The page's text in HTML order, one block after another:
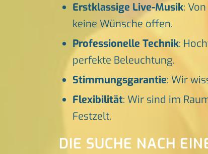
Erstklassige Live-Musik:
keine Wünsche offen.
Professionelle Technik:
perfekte Beleuchtung.
Stimmungsgarantie: Wir
Flexibilität: Wir sind im
Festzelt.
DIE SUCHE NACH